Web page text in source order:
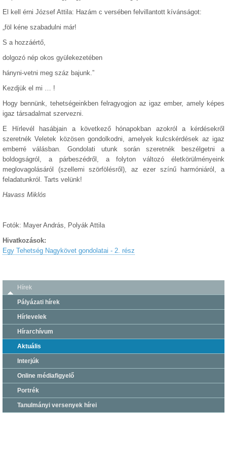
El kell érni József Attila: Hazám c versében felvillantott kívánságot:
„föl kéne szabadulni már!
S a hozzáértő,
dolgozó nép okos gyülekezetében
hányni-vetni meg száz bajunk.”
Kezdjük el mi … !
Hogy bennünk, tehetségeinkben felragyogjon az igaz ember, amely képes
igaz társadalmat szervezni.
E Hírlevél hasábjain a következő hónapokban azokról a kérdésekről
szeretnék Veletek közösen gondolkodni, amelyek kulcskérdések az igaz
emberré válásban. Gondolati utunk során szeretnék beszélgetni a
boldogságról, a párbeszédről, a folyton változó életkörülményeink
meglovagolásáról (szellemi szörfölésről), az ezer színű harmóniáról, a
feladatunkról. Tarts velünk!
Havass Miklós
Fotók: Mayer András, Polyák Attila
Hivatkozások:
Egy Tehetség Nagykövet gondolatai - 2. rész
Hírek
Pályázati hírek
Hírlevelek
Hírarchívum
Aktuális
Interjúk
Online médiafigyelő
Portrék
Tanulmányi versenyek hírei